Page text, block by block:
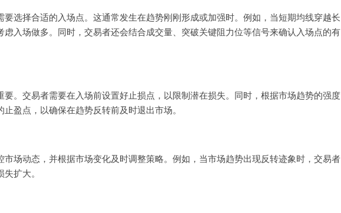
选择合适的入场点。这通常发生在趋势刚刚形成或加强时。例如，当短期均线穿越长
入场做多。同时，交易者还会结合成交量、突破关键阻力位等信号来确认入场点的有
。交易者需要在入场前设置好止损点，以限制潜在损失。同时，根据市场趋势的强度
盈点，以确保在趋势反转前及时退出市场。
市场动态，并根据市场变化及时调整策略。例如，当市场趋势出现反转迹象时，交易者
扩大。